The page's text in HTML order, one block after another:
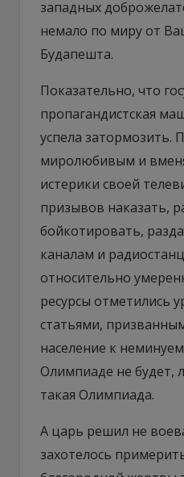
западных
немало по миру от
Будапешта.
Показательно, что
пропагандистская
успела затормозить.
миролюбивым и
истерики своей
призывов наказать,
бойкотировать,
каналам и
относительно
ресурсы отметились
статьями,
население к
Олимпиаде не будет,
такая Олимпиада.
А царь решил не
захотелось